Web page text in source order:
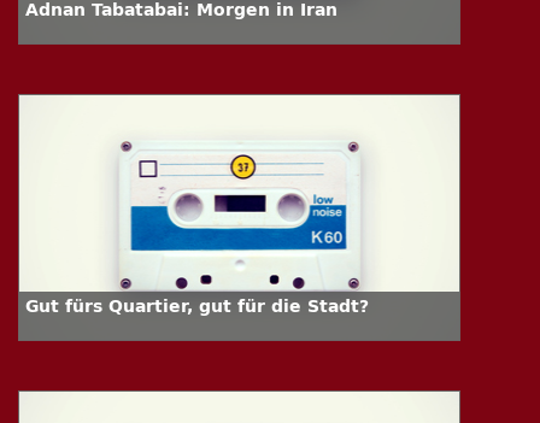
Adnan Tabatabai: Morgen in Iran
Gut fürs Quartier, gut für die Stadt?